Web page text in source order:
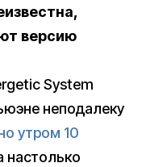
версию
System
неподалеку
утром 10
настолько